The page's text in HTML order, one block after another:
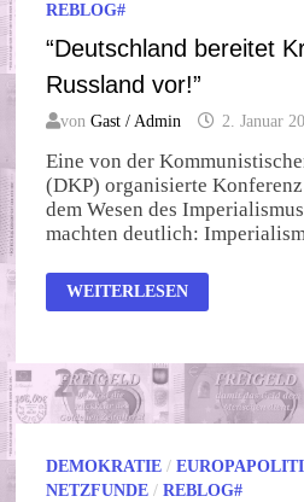
REBLOG#
“Deutschland bereitet
Russland vor!”
vonGast / Admin 2. Januar
Eine von der
(DKP) organisierte
dem Wesen des
machten deutlich:
“DEUTSCHLAND
BEREITET
VOR!”
WEITERLESEN
DEMOKRATIE /
NETZFUNDE /REBLOG#